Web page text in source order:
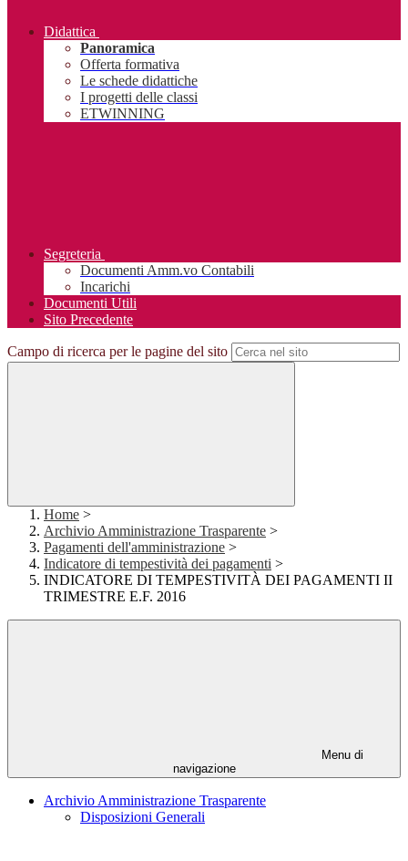
Didattica
Panoramica
Offerta formativa
Le schede didattiche
I progetti delle classi
ETWINNING
Segreteria
Documenti Amm.vo Contabili
Incarichi
Documenti Utili
Sito Precedente
Campo di ricerca per le pagine del sito
Home >
Archivio Amministrazione Trasparente >
Pagamenti dell'amministrazione >
Indicatore di tempestività dei pagamenti >
INDICATORE DI TEMPESTIVITÀ DEI PAGAMENTI II
TRIMESTRE E.F. 2016
Menu di
navigazione
Archivio Amministrazione Trasparente
Disposizioni Generali